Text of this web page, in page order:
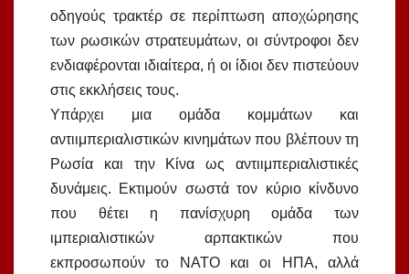
οδηγούς τρακτέρ σε περίπτωση αποχώρησης
των ρωσικών στρατευμάτων, οι σύντροφοι δεν
ενδιαφέρονται ιδιαίτερα, ή οι ίδιοι δεν πιστεύουν
στις εκκλήσεις τους.
Υπάρχει μια ομάδα κομμάτων και
αντιιμπεριαλιστικών κινημάτων που βλέπουν τη
Ρωσία και την Κίνα ως αντιιμπεριαλιστικές
δυνάμεις. Εκτιμούν σωστά τον κύριο κίνδυνο
που θέτει η πανίσχυρη ομάδα των
ιμπεριαλιστικών αρπακτικών που
εκπροσωπούν το ΝΑΤΟ και οι ΗΠΑ, αλλά